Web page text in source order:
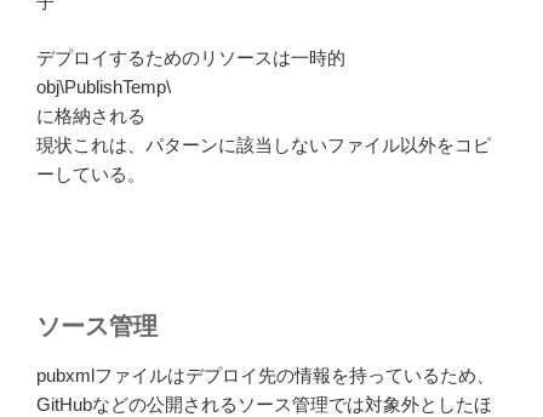
デプロイするためのリソースは一時的
obj\PublishTemp\
に格納される
現状これは、パターンに該当しないファイル以外をコピ
ーしている。
ソース管理
pubxmlファイルはデプロイ先の情報を持っているため、
GitHubなどの公開されるソース管理では対象外としたほ